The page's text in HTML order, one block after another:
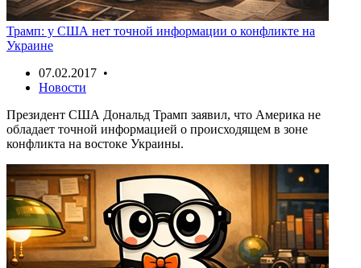
Трамп: у США нет точной информации о конфликте на
Украине
07.02.2017 •
Новости
Президент США Дональд Трамп заявил, что Америка не
обладает точной информацией о происходящем в зоне
конфликта на востоке Украины.